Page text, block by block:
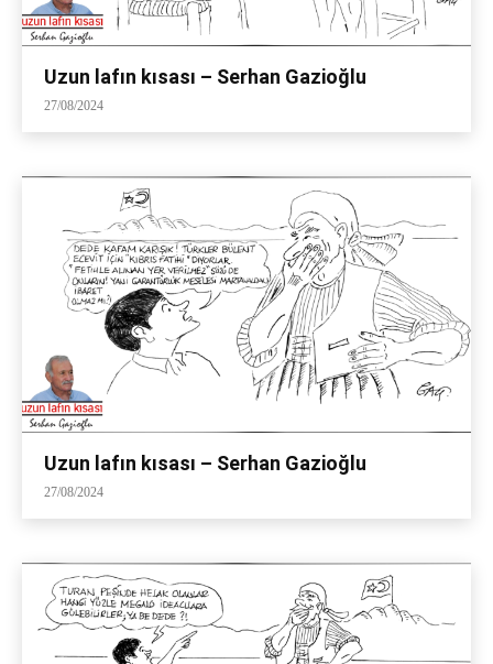
Uzun lafın kısası – Serhan Gazioğlu
27/08/2024
Uzun lafın kısası – Serhan Gazioğlu
27/08/2024